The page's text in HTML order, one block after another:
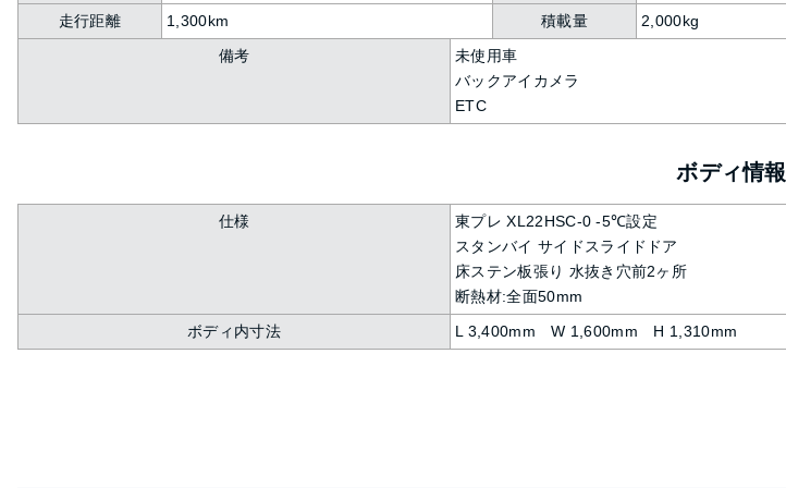
走行距離
1,300km 積載量 2,000kg
備考
未使用車
バックアイカメラ
ETC
ボディ情報
仕様
東プレ XL22HSC-0 -5℃設定
スタンバイ サイドスライドドア
床ステン板張り 水抜き穴前2ヶ所
断熱材:全面50mm
ボディ内寸法
L 3,400mm W 1,600mm H 1,310mm